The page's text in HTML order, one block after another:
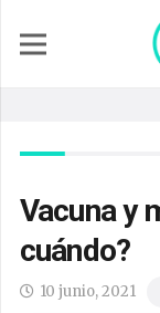
Vacuna y
cuándo?
10 junio, 2021